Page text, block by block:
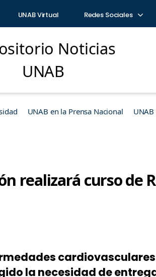
UNAB Virtual Redes Sociales
Noticias
UNAB
UNAB en la Prensa Nacional
realizará curso de
la necesidad de